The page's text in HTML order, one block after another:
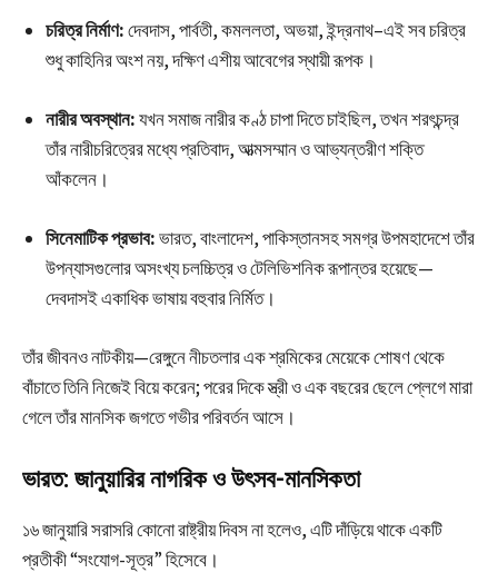
চরিত্র নির্মাণ:দেবদাস, পার্বতী, কমললতা, অভয়া, ইন্দ্রনাথ–এই সব চরিত্র
শুধু কাহিনির অংশ নয়, দক্ষিণ এশীয় আবেগের স্থায়ী রূপক।
নারীর অবস্থান:যখন সমাজ নারীর কণ্ঠ চাপা দিতে চাইছিল, তখন শরৎচন্দ্র
তাঁর নারীচরিত্রের মধ্যে প্রতিবাদ, আত্মসম্মান ও আভ্যন্তরীণ শক্তি
আঁকলেন।
সিনেমাটিক প্রভাব:ভারত, বাংলাদেশ, পাকিস্তানসহ সমগ্র উপমহাদেশে তাঁর
উপন্যাসগুলোর অসংখ্য চলচ্চিত্র ও টেলিভিশনিক রূপান্তর হয়েছে—
দেবদাসই একাধিক ভাষায় বহুবার নির্মিত।
তাঁর জীবনও নাটকীয়—রেঙ্গুনে নীচতলার এক শ্রমিকের মেয়েকে শোষণ থেকে
বাঁচাতে তিনি নিজেই বিয়ে করেন; পরের দিকে স্ত্রী ও এক বছরের ছেলে প্লেগে মারা
গেলে তাঁর মানসিক জগতে গভীর পরিবর্তন আসে।
ভারত: জানুয়ারির নাগরিক ও উৎসব-মানসিকতা
১৬ জানুয়ারি সরাসরি কোনো রাষ্ট্রীয় দিবস না হলেও, এটি দাঁড়িয়ে থাকে একটি
প্রতীকী “সংযোগ-সূত্র” হিসেবে।